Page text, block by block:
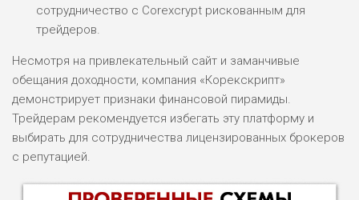
сотрудничество с Corexcrypt рискованным для
трейдеров.
Несмотря на привлекательный сайт и заманчивые
обещания доходности, компания «Корекскрипт»
демонстрирует признаки финансовой пирамиды.
Трейдерам рекомендуется избегать эту платформу и
выбирать для сотрудничества лицензированных брокеров
с репутацией.